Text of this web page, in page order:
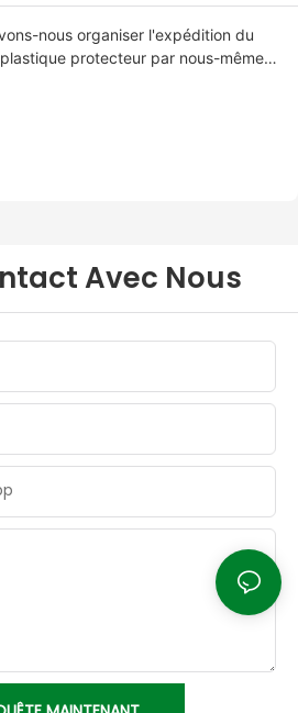
nous organiser l'expédition du
protecteur par nous-mêmes
Avec Nous